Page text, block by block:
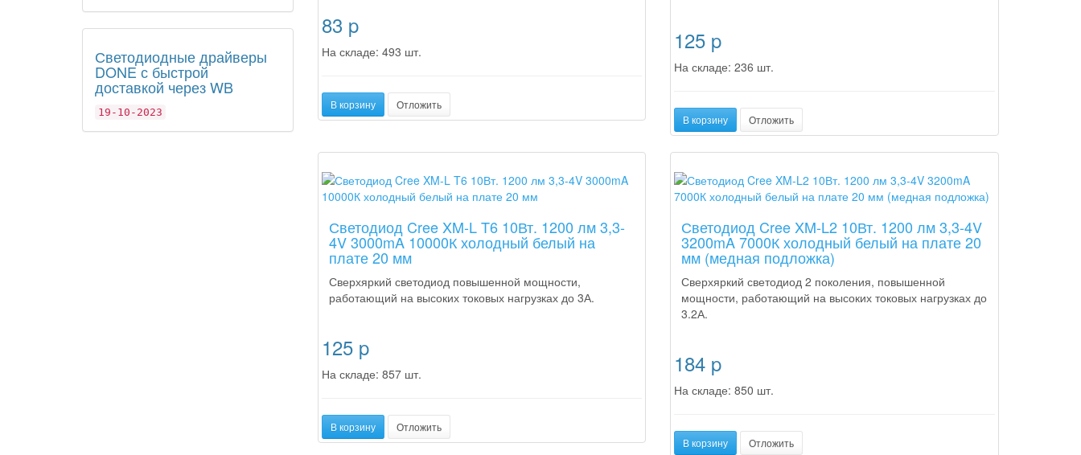
Светодиодные драйверы
DONE с быстрой
доставкой через WB
19-10-2023
83 p
На складе: 493 шт.
В корзину Отложить
125 p
На складе: 236 шт.
В корзину Отложить
Светодиод Cree XM-L T6 10Вт. 1200 лм 3,3-
4V 3000mA 10000К холодный белый на
плате 20 мм
Сверхяркий светодиод повышенной мощности,
работающий на высоких токовых нагрузках до 3А.
125 p
На складе: 857 шт.
В корзину Отложить
Светодиод Cree XM-L2 10Вт. 1200 лм 3,3-4V
3200mA 7000К холодный белый на плате 20
мм (медная подложка)
Сверхяркий светодиод 2 поколения, повышенной
мощности, работающий на высоких токовых нагрузках до
3.2А.
184 p
На складе: 850 шт.
В корзину Отложить